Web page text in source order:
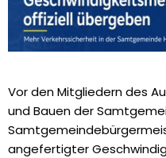
Vor den Mitgliedern des
und Bauen der
angefertigter